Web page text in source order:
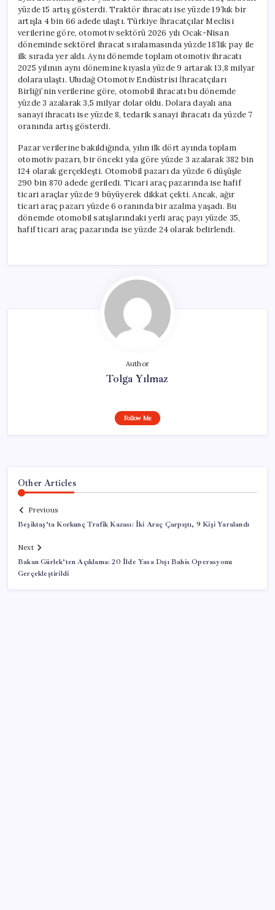
yüzde 15 artış gösterdi. Traktör ihracatı ise yüzde 19’luk bir
artışla 4 bin 66 adede ulaştı. Türkiye İhracatçılar Meclisi
verilerine göre, otomotiv sektörü 2026 yılı Ocak-Nisan
döneminde sektörel ihracat sıralamasında yüzde 18’lik pay ile
ilk sırada yer aldı. Aynı dönemde toplam otomotiv ihracatı
2025 yılının aynı dönemine kıyasla yüzde 9 artarak 13,8 milyar
dolara ulaştı. Uludağ Otomotiv Endüstrisi İhracatçıları
Birliği’nin verilerine göre, otomobil ihracatı bu dönemde
yüzde 3 azalarak 3,5 milyar dolar oldu. Dolara dayalı ana
sanayi ihracatı ise yüzde 8, tedarik sanayi ihracatı da yüzde 7
oranında artış gösterdi.
Pazar verilerine bakıldığında, yılın ilk dört ayında toplam
otomotiv pazarı, bir önceki yıla göre yüzde 3 azalarak 382 bin
124 olarak gerçekleşti. Otomobil pazarı da yüzde 6 düşüşle
290 bin 870 adede geriledi. Ticari araç pazarında ise hafif
ticari araçlar yüzde 9 büyüyerek dikkat çekti. Ancak, ağır
ticari araç pazarı yüzde 6 oranında bir azalma yaşadı. Bu
dönemde otomobil satışlarındaki yerli araç payı yüzde 35,
hafif ticari araç pazarında ise yüzde 24 olarak belirlendi.
Author
Tolga Yılmaz
Follow Me
Other Articles
Previous
Beşiktaş’ta Korkunç Trafik Kazası: İki Araç Çarpıştı, 9 Kişi Yaralandı
Next
Bakan Gürlek’ten Açıklama: 20 İlde Yasa Dışı Bahis Operasyonu
Gerçekleştirildi